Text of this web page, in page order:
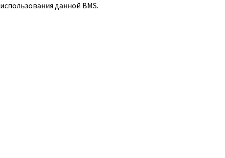
использования данной BMS.